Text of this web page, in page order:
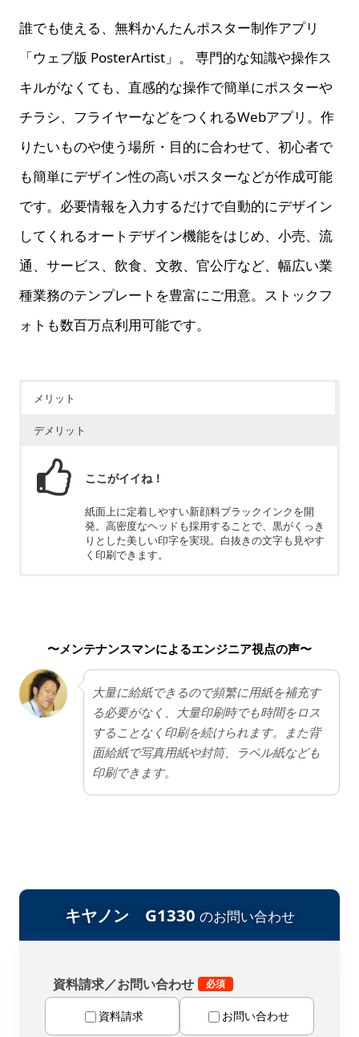
誰でも使える、無料かんたんポスター制作アプリ
「ウェブ版 PosterArtist」。 専門的な知識や操作ス
キルがなくても、直感的な操作で簡単にポスターや
チラシ、フライヤーなどをつくれるWebアプリ。作
りたいものや使う場所・目的に合わせて、初心者で
も簡単にデザイン性の高いポスターなどが作成可能
です。必要情報を入力するだけで自動的にデザイン
してくれるオートデザイン機能をはじめ、小売、流
通、サービス、飲食、文教、官公庁など、幅広い業
種業務のテンプレートを豊富にご用意。ストックフ
ォトも数百万点利用可能です。
メリット
デメリット
ここがイイね！
紙面上に定着しやすい新顔料ブラックインクを開
発。高密度なヘッドも採用することで、黒がくっき
りとした美しい印字を実現。白抜きの文字も見やす
く印刷できます。
時間が必要です。また、インクジェットプリンター
に適した用紙でないと、滲みやすいという特性もあ
ります。
〜メンテナンスマンによるエンジニア視点の声〜
大量に給紙できるので頻繁に用紙を補充す
る必要がなく、大量印刷時でも時間をロス
することなく印刷を続けられます。また背
面給紙で写真用紙や封筒、ラベル紙なども
印刷できます。
キヤノン G1330 のお問い合わせ
資料請求／お問い合わせ
資料請求 お問い合わせ